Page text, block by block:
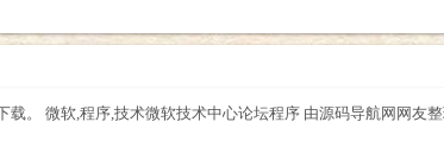
。 微软,程序,技术微软技术中心论坛程序 由源码导航网网友整